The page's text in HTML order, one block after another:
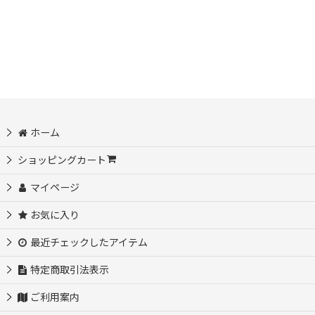
ホーム
ショッピングカート
マイページ
お気に入り
最近チェックしたアイテム
特定商取引法表示
ご利用案内